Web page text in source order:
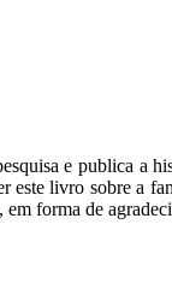
e publica a
este livro sobre a
forma de